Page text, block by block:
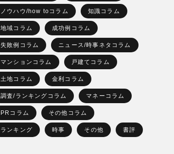
ノウハウ/how toコラム 知識コラム
地域コラム 成功例コラム
失敗例コラム ニュース/時事ネタコラム
マンションコラム 戸建てコラム
土地コラム 金利コラム
調査/ランキングコラム マネーコラム
PRコラム その他コラム
ランキング 時事 その他 書評